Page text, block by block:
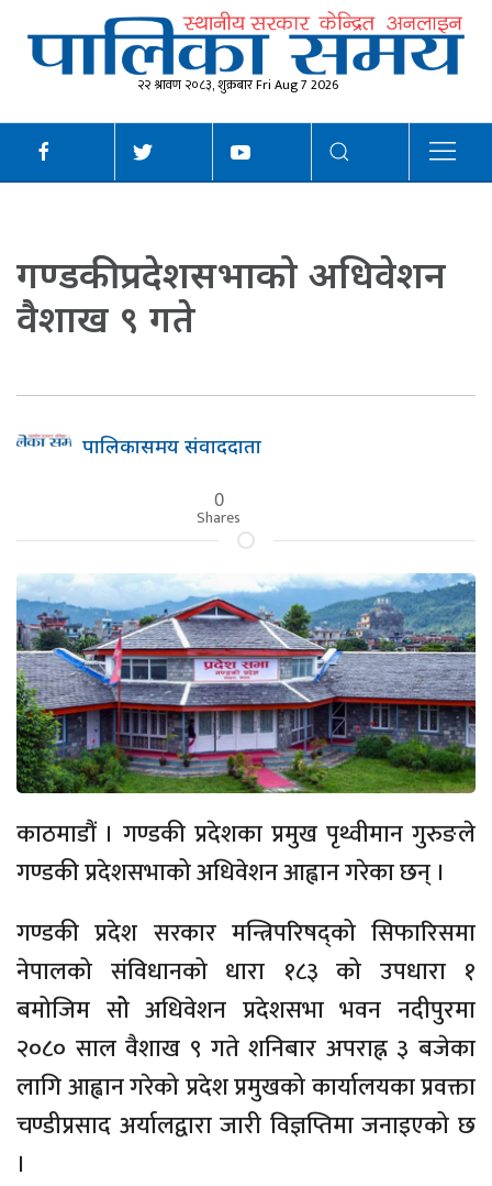
२२ श्रावण २०८३, शुक्रबार Fri Aug 7 2026
गण्डकी प्रदेशसभाको अधिवेशन
वैशाख ९ गते
पालिकासमय संवाददाता
0
Shares
काठमाडौं । गण्डकी प्रदेशका प्रमुख पृथ्वीमान गुरुङले
गण्डकी प्रदेशसभाको अधिवेशन आह्वान गरेका छन् ।
गण्डकी प्रदेश सरकार मन्त्रिपरिषद्को सिफारिसमा
नेपालको संविधानको धारा १८३ को उपधारा १
बमोजिम सोे अधिवेशन प्रदेशसभा भवन नदीपुरमा
२०८० साल वैशाख ९ गते शनिबार अपराह्न ३ बजेका
लागि आह्वान गरेको प्रदेश प्रमुखको कार्यालयका प्रवक्ता
चण्डीप्रसाद अर्यालद्वारा जारी विज्ञप्तिमा जनाइएको छ
।